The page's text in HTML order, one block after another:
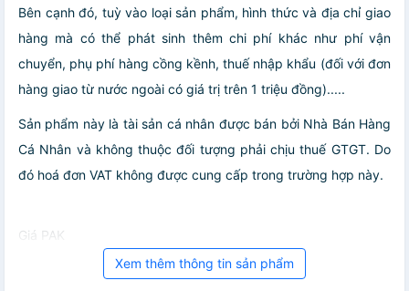
Bên cạnh đó, tuỳ vào loại sản phẩm, hình thức và địa chỉ giao
hàng mà có thể phát sinh thêm chi phí khác như phí vận
chuyển, phụ phí hàng cồng kềnh, thuế nhập khẩu (đối với đơn
hàng giao từ nước ngoài có giá trị trên 1 triệu đồng).....
Sản phẩm này là tài sản cá nhân được bán bởi Nhà Bán Hàng
Cá Nhân và không thuộc đối tượng phải chịu thuế GTGT. Do
đó hoá đơn VAT không được cung cấp trong trường hợp này.
Giá PAK
Xem thêm thông tin sản phẩm